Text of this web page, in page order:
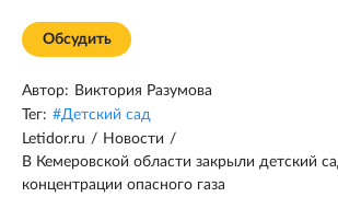
Обсудить
Автор: Виктория Разумова
Тег: #Детский сад
Letidor.ru / Новости /
В Кемеровской области закрыли детский
концентрации опасного газа